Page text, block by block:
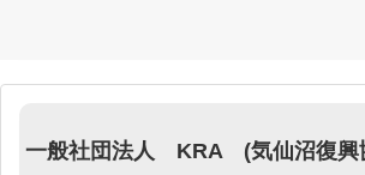
一般社団法人 KRA (気仙沼復興